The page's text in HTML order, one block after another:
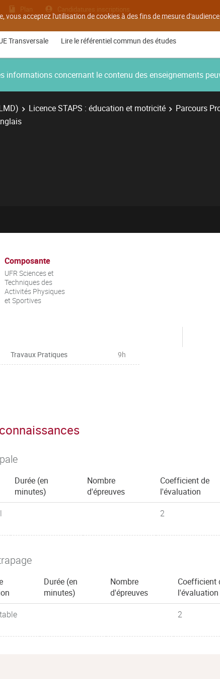
vous acceptez l'utilisation de cookies à des fins de mesure
Plan Candidatures inscriptions
Transversale Lire le référentiel commun des études
informations concernant le contenu des enseignements
Licence STAPS : éducation et motricité
Parcours
Composante
UFR Sciences et
Techniques des
Activités Physiques
et Sportives
Travaux Pratiques 9h
Durée (en
minutes)
Nombre
d'épreuves
Coefficient de
l'évaluation
2
Durée (en
minutes)
Nombre
d'épreuves
Coefficient
l'évaluation
2